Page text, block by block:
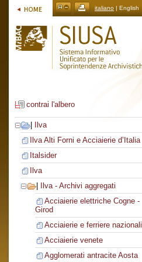
italiano | English
contrai l'albero
Ilva
Ilva Alti Forni e Acciaierie d’Italia
Italsider
Ilva
Ilva - Archivi aggregati
Acciaierie elettriche Cogne -
Girod
Acciaierie e ferriere nazionali
Acciaierie venete
Agglomerati antracite Aosta